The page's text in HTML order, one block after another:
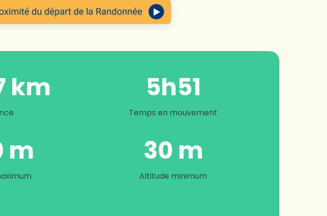
km 5h51
Temps en mouvement
m 30 m
Altitude minimum